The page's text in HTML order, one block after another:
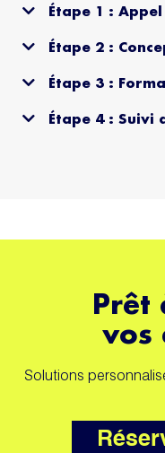
Étape 1 :
Étape 2 :
Étape 3 :
Étape 4 : Suivi
Prêt
vos
Solutions